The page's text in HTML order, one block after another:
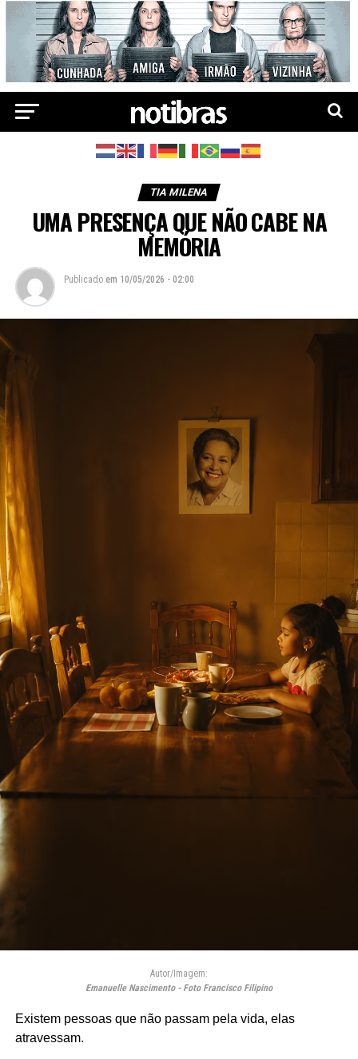
TIA MILENA
UMA PRESENÇA QUE NÃO CABE NA
MEMÓRIA
Publicado em 10/05/2026 - 02:00
Autor/Imagem:
Emanuelle Nascimento - Foto Francisco Filipino
Existem pessoas que não passam pela vida, elas
atravessam.